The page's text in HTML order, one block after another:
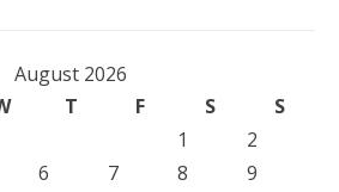
August 2026
T F S
S
1
2
6 7 8
9